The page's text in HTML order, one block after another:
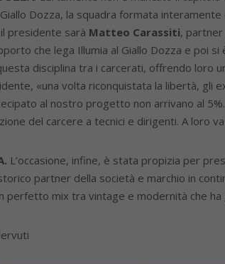
Dozza, la squadra formata
presidente sarà Matteo Carassiti, partner
che lega Illumia al Giallo Dozza e poi
disciplina tra i carcerati, offrendo loro
«una volta riconquistata la libertà, gli
al nostro progetto non arrivano al
del carcere a tecnici e dirigenti. A loro
L’occasione, infine, è stata propizia per
partner della società e marchio in
perfetto mix tra vintage e modernità che